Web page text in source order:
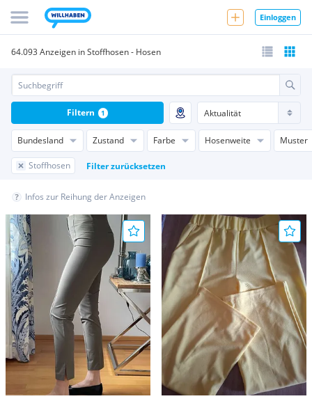
Einloggen
64.093 Anzeigen in Stoffhosen - Hosen
Bundesland Zustand Farbe Hosenweite Muster
Stoffhosen Filter zurücksetzen
Filtern 1
Infos zur Reihung der Anzeigen